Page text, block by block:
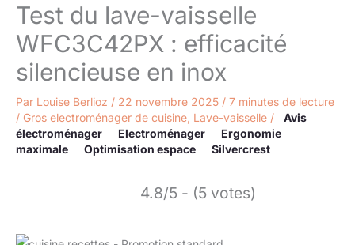
Test du lave-vaisselle
WFC3C42PX : efficacité
silencieuse en inox
Par Louise Berlioz / 22 novembre 2025 / 7 minutes de lecture
/ Gros electroménager de cuisine, Lave-vaisselle /
Avis
électroménager
Electroménager
Ergonomie
maximale
Optimisation espace Silvercrest
4.8/5 - (5 votes)